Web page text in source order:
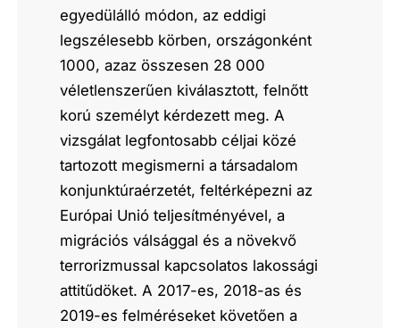
egyedülálló módon, az eddigi
legszélesebb körben, országonként
1000, azaz összesen 28 000
véletlenszerűen kiválasztott, felnőtt
korú személyt kérdezett meg. A
vizsgálat legfontosabb céljai közé
tartozott megismerni a társadalom
konjunktúraérzetét, feltérképezni az
Európai Unió teljesítményével, a
migrációs válsággal és a növekvő
terrorizmussal kapcsolatos lakossági
attitűdöket. A 2017-es, 2018-as és
2019-es felméréseket követően a